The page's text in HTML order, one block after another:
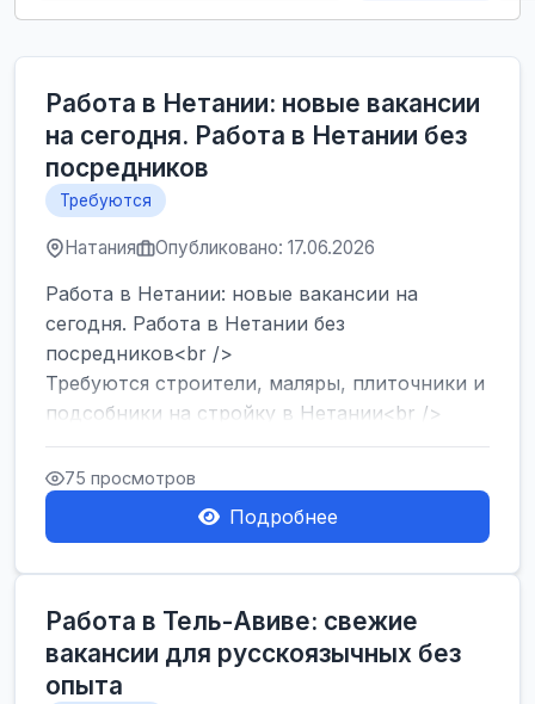
Работа в Нетании: новые вакансии
на сегодня. Работа в Нетании без
посредников
Требуются
Натания Опубликовано: 17.06.2026
Работа в Нетании: новые вакансии на
сегодня. Работа в Нетании без
посредников<br />
Требуются строители, маляры, плиточники и
подсобники на стройку в Нетании<br />
Срочно требуются горничные, уборщи...
75 просмотров
Подробнее
Работа в Тель-Авиве: свежие
вакансии для русскоязычных без
опыта